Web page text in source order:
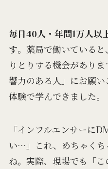
毎日40人・年間1万人以
す。薬局で働いている
りとりする機会があり
響力のある人」にお願
体験で学んできました。
「インフルエンサーに
い…」これ、めちゃくち
ね。実際、現場でも「こ